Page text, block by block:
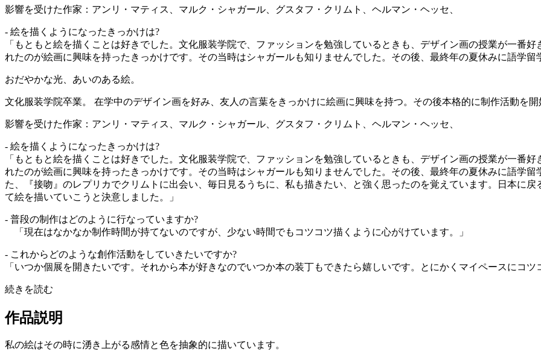
影響を受けた作家：アンリ・マティス、マルク・シャガール、グスタフ・クリムト、ヘルマン・ヘッセ、
- 絵を描くようになったきっかけは?
「もともと絵を描くことは好きでした。文化服装学院で、ファッションを勉強しているときも、デザイン画の授業が一番
れたのが絵画に興味を持ったきっかけです。その当時はシャガールも知りませんでした。その後、最終年の夏休みに語学留
おだやかな光、あいのある絵。
文化服装学院卒業。 在学中のデザイン画を好み、友人の言葉をきっかけに絵画に興味を持つ。その後本格的に制作活動を開
影響を受けた作家：アンリ・マティス、マルク・シャガール、グスタフ・クリムト、ヘルマン・ヘッセ、
- 絵を描くようになったきっかけは?
「もともと絵を描くことは好きでした。文化服装学院で、ファッションを勉強しているときも、デザイン画の授業が一番
れたのが絵画に興味を持ったきっかけです。その当時はシャガールも知りませんでした。その後、最終年の夏休みに語学
た、『接吻』のレプリカでクリムトに出会い、毎日見るうちに、私も描きたい、と強く思ったのを覚えています。日本に
て絵を描いていこうと決意しました。」
- 普段の制作はどのように行なっていますか?
「現在はなかなか制作時間が持てないのですが、少ない時間でもコツコツ描くように心がけています。」
- これからどのような創作活動をしていきたいですか?
「いつか個展を開きたいです。それから本が好きなのでいつか本の装丁もできたら嬉しいです。とにかくマイペースにコ
続きを読む
作品説明
私の絵はその時に湧き上がる感情と色を抽象的に描いています。